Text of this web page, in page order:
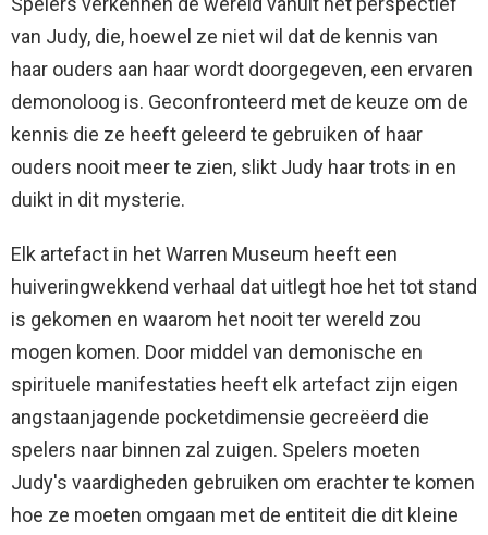
van Judy, die, hoewel ze niet wil dat de kennis van
haar ouders aan haar wordt doorgegeven, een ervaren
demonoloog is. Geconfronteerd met de keuze om de
kennis die ze heeft geleerd te gebruiken of haar
ouders nooit meer te zien, slikt Judy haar trots in en
duikt in dit mysterie.
Elk artefact in het Warren Museum heeft een
huiveringwekkend verhaal dat uitlegt hoe het tot stand
is gekomen en waarom het nooit ter wereld zou
mogen komen. Door middel van demonische en
spirituele manifestaties heeft elk artefact zijn eigen
angstaanjagende pocketdimensie gecreëerd die
spelers naar binnen zal zuigen. Spelers moeten
Judy's vaardigheden gebruiken om erachter te komen
hoe ze moeten omgaan met de entiteit die dit kleine